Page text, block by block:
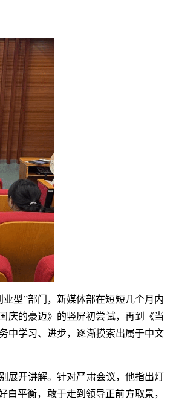
型”部门，新媒体部在短短几个月内
庆的豪迈》的竖屏初尝试，再到《当
中学习、进步，逐渐摸索出属于中文
展开讲解。针对严肃会议，他指出灯
平衡，敢于走到领导正前方取景，